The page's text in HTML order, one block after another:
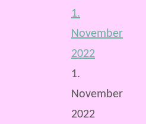
1.
November
2022
1.
November
2022